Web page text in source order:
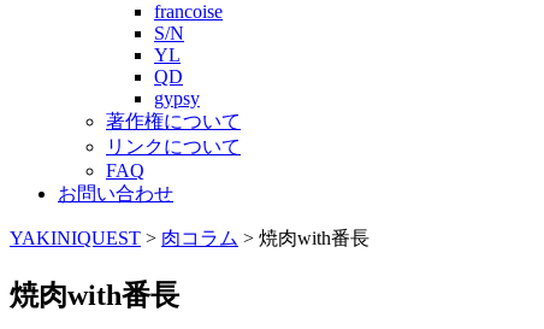
francoise
S/N
YL
QD
gypsy
著作権について
リンクについて
FAQ
お問い合わせ
YAKINIQUEST > 肉コラム > 焼肉with番長
焼肉with番長